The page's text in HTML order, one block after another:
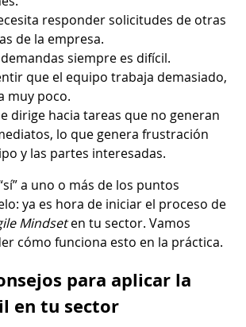
responder solicitudes de otras
de la empresa.
siempre es difícil.
que el equipo trabaja demasiado,
muy poco.
dirige hacia tareas que no generan
lo que genera frustración
y las partes interesadas.
a uno o más de los puntos
ya es hora de iniciar el proceso de
Mindseten tu sector. Vamos
cómo funciona esto en la práctica.
para aplicar la
en tu sector